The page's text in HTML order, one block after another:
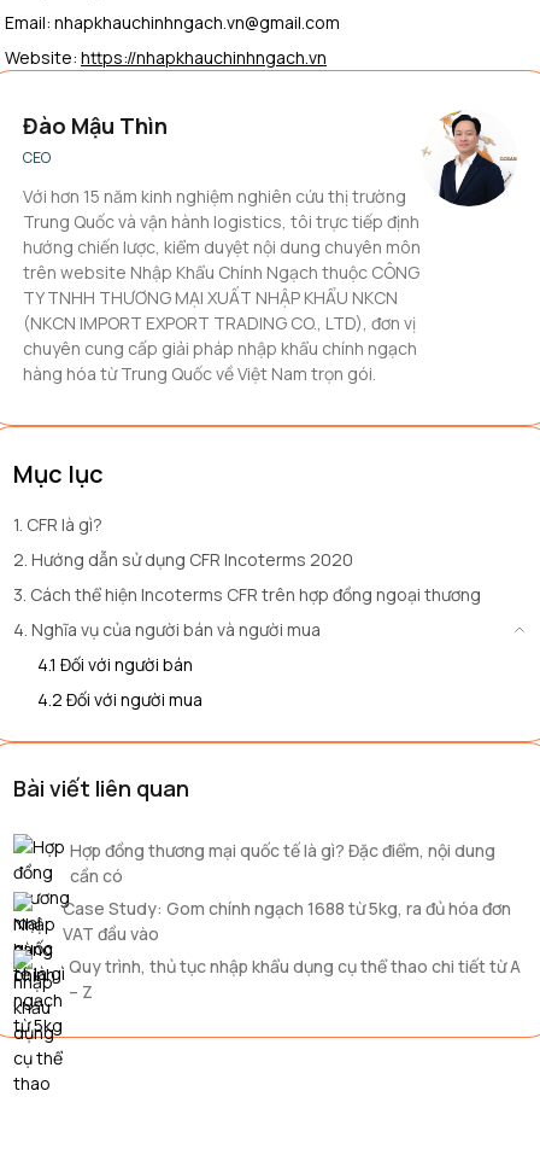
Email: nhapkhauchinhngach.vn@gmail.com
Website: https://nhapkhauchinhngach.vn
Đào Mậu Thìn
CEO
Với hơn 15 năm kinh nghiệm nghiên cứu thị trường
Trung Quốc và vận hành logistics, tôi trực tiếp định
hướng chiến lược, kiểm duyệt nội dung chuyên môn
trên website Nhập Khẩu Chính Ngạch thuộc CÔNG
TY TNHH THƯƠNG MẠI XUẤT NHẬP KHẨU NKCN
(NKCN IMPORT EXPORT TRADING CO., LTD), đơn vị
chuyên cung cấp giải pháp nhập khẩu chính ngạch
hàng hóa từ Trung Quốc về Việt Nam trọn gói.
Mục lục
1. CFR là gì?
2. Hướng dẫn sử dụng CFR Incoterms 2020
3. Cách thể hiện Incoterms CFR trên hợp đồng ngoại thương
4. Nghĩa vụ của người bán và người mua
4.1 Đối với người bán
4.2 Đối với người mua
Bài viết liên quan
Hợp đồng thương mại quốc tế là gì? Đặc điểm, nội dung
cần có
Case Study: Gom chính ngạch 1688 từ 5kg, ra đủ hóa đơn
VAT đầu vào
Quy trình, thủ tục nhập khẩu dụng cụ thể thao chi tiết từ A
– Z